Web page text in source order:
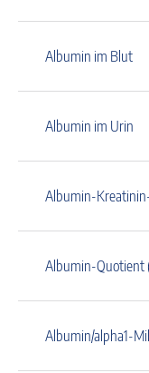
Albumin im Blut
Albumin im Urin
Albumin-
Albumin-Quotient
Albumin/alpha1-